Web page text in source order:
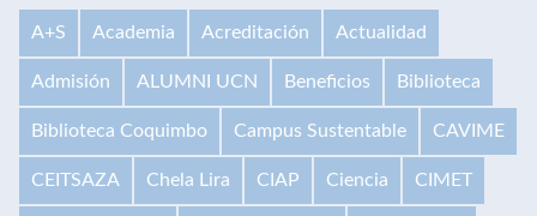
A+S Academia Acreditación Actualidad
Admisión ALUMNI UCN Beneficios Biblioteca
Biblioteca Coquimbo Campus Sustentable CAVIME
CEITSAZA Chela Lira CIAP Ciencia CIMET